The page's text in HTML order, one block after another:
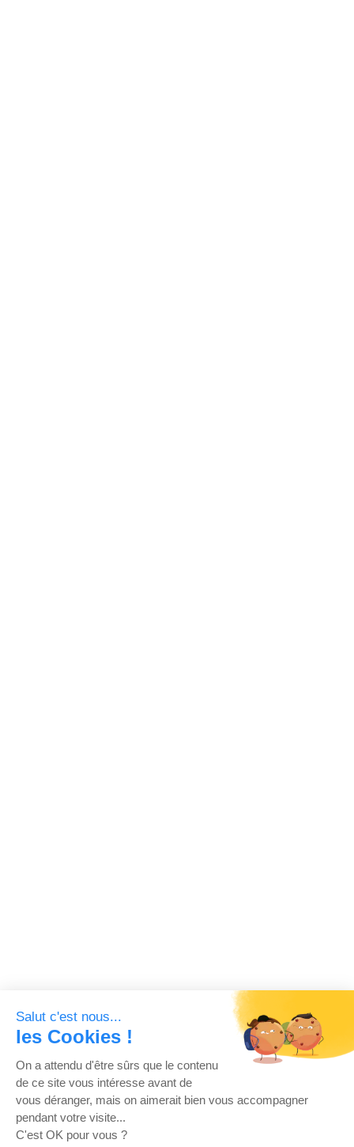
Salut c'est nous...
les Cookies !
On a attendu d'être sûrs que le contenu
de ce site vous intéresse avant de
vous déranger, mais on aimerait bien vous accompagner
pendant votre visite...
C'est OK pour vous ?